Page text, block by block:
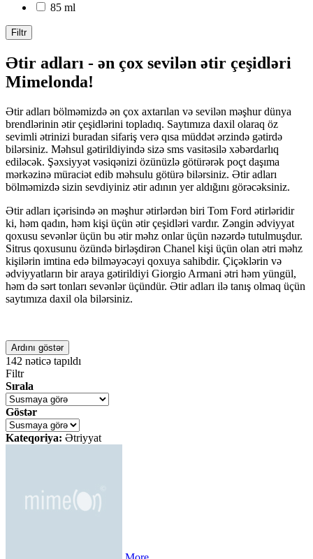
85 ml
Filtr
Ətir adları - ən çox sevilən ətir çeşidləri
Mimelonda!
Ətir adları bölməmizdə ən çox axtarılan və sevilən məşhur dünya
brendlərinin ətir çeşidlərini topladıq. Saytımıza daxil olaraq öz
sevimli ətrinizi buradan sifariş verə qısa müddət ərzində gətirdə
bilərsiniz. Məhsul gətirildiyində sizə sms vasitəsilə xəbərdarlıq
ediləcək. Şəxsiyyət vəsiqənizi özünüzlə götürərək poçt daşıma
mərkəzinə müraciət edib məhsulu götürə bilərsiniz. Ətir adları
bölməmizdə sizin sevdiyiniz ətir adının yer aldığını görəcəksiniz.
Ətir adları içərisində ən məşhur ətirlərdən biri Tom Ford ətirləridir
ki, həm qadın, həm kişi üçün ətir çeşidləri vardır. Zəngin ədviyyat
qoxusu sevənlər üçün bu ətir məhz onlar üçün nəzərdə tutulmuşdur.
Sitrus qoxusunu özündə birləşdirən Chanel kişi üçün olan ətri məhz
kişilərin imtina edə bilməyəcəyi qoxuya sahibdir. Çiçəklərin və
ədviyyatların bir araya gətirildiyi Giorgio Armani ətri həm yüngül,
həm də sərt tonları sevənlər üçündür. Ətir adları ilə tanış olmaq üçün
saytımıza daxil ola bilərsiniz.
Ardını göstər
142 nəticə tapıldı
Filtr
Sırala
Göstər
Kateqoriya: Ətriyyat